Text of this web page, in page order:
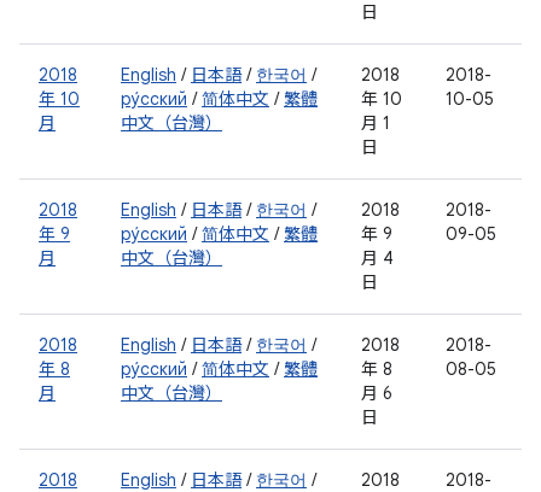
日
2018
年 10
月
English / 日本語/ 한국어 /
ру́сский /简体中文 / 繁體
中文（台灣）
2018
年 10
月 1
日
2018-
10-05
2018
年 9
月
English / 日本語/ 한국어 /
ру́сский /简体中文 / 繁體
中文（台灣）
2018
年 9
月 4
日
2018-
09-05
2018
年 8
月
English / 日本語/ 한국어 /
ру́сский /简体中文 / 繁體
中文（台灣）
2018
年 8
月 6
日
2018-
08-05
2018
English / 日本語/ 한국어 /
2018
2018-